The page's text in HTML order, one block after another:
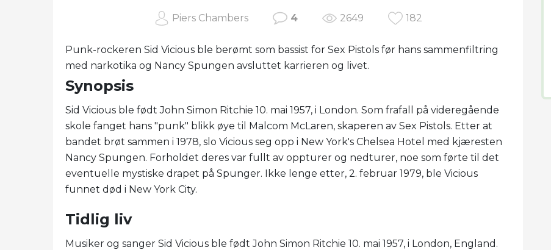
Piers Chambers 4 2649 182
Punk-rockeren Sid Vicious ble berømt som bassist for Sex Pistols før hans sammenfiltring
med narkotika og Nancy Spungen avsluttet karrieren og livet.
Synopsis
Sid Vicious ble født John Simon Ritchie 10. mai 1957, i London. Som frafall på videregående
skole fanget hans "punk" blikk øye til Malcom McLaren, skaperen av Sex Pistols. Etter at
bandet brøt sammen i 1978, slo Vicious seg opp i New York's Chelsea Hotel med kjæresten
Nancy Spungen. Forholdet deres var fullt av oppturer og nedturer, noe som førte til det
eventuelle mystiske drapet på Spunger. Ikke lenge etter, 2. februar 1979, ble Vicious
funnet død i New York City.
Tidlig liv
Musiker og sanger Sid Vicious ble født John Simon Ritchie 10. mai 1957, i London, England.